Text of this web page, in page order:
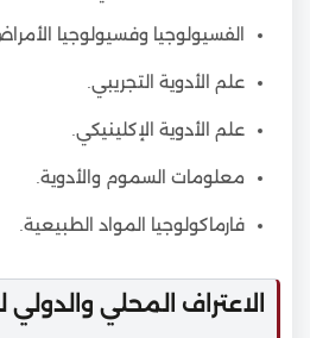
الفسيولوجيا وفسيولوجيا
علم الأدوية التجريبي.
علم الأدوية الإكلينيكي.
معلومات السموم والأدوية.
فارماكولوجيا المواد الطبيعية.
الاعتراف المحلي